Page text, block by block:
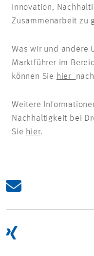
Innovation,
Zusammenarbeit zu
Was wir und andere
Marktführer im
können Sie hier
Weitere
Nachhaltigkeit bei
Sie hier.